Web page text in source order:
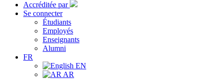
Accréditée par
Se connecter
Étudiants
Employés
Enseignants
Alumni
FR
EN
AR